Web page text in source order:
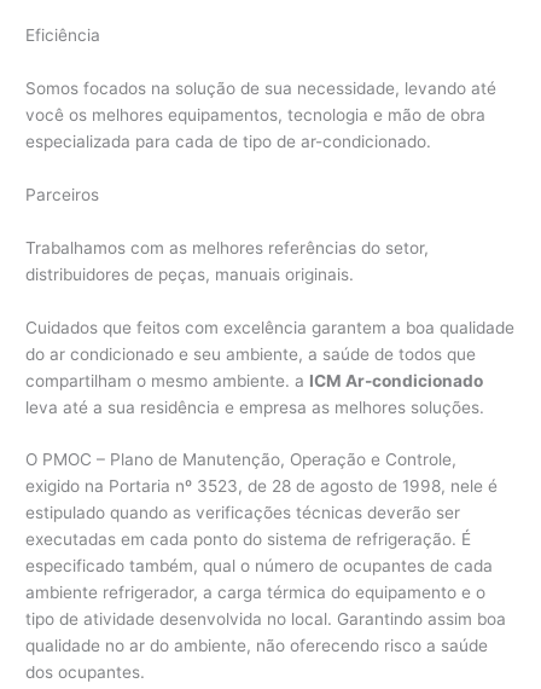
Eficiência
Somos focados na solução de sua necessidade, levando até
você os melhores equipamentos, tecnologia e mão de obra
especializada para cada de tipo de ar-condicionado.
Parceiros
Trabalhamos com as melhores referências do setor,
distribuidores de peças, manuais originais.
Cuidados que feitos com excelência garantem a boa qualidade
do ar condicionado e seu ambiente, a saúde de todos que
compartilham o mesmo ambiente. a ICM Ar-condicionado
leva até a sua residência e empresa as melhores soluções.
O PMOC – Plano de Manutenção, Operação e Controle,
exigido na Portaria nº 3523, de 28 de agosto de 1998, nele é
estipulado quando as verificações técnicas deverão ser
executadas em cada ponto do sistema de refrigeração. É
especificado também, qual o número de ocupantes de cada
ambiente refrigerador, a carga térmica do equipamento e o
tipo de atividade desenvolvida no local. Garantindo assim boa
qualidade no ar do ambiente, não oferecendo risco a saúde
dos ocupantes.